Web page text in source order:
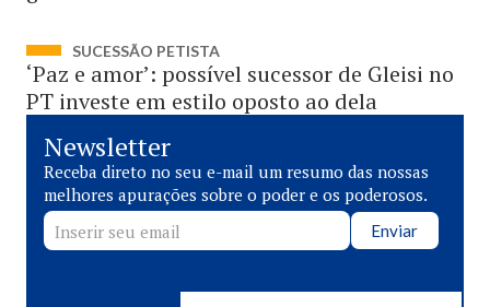
SUCESSÃO PETISTA
‘Paz e amor’: possível sucessor de Gleisi no
PT investe em estilo oposto ao dela
Newsletter
Receba direto no seu e-mail um resumo das nossas
melhores apurações sobre o poder e os poderosos.
Enviar